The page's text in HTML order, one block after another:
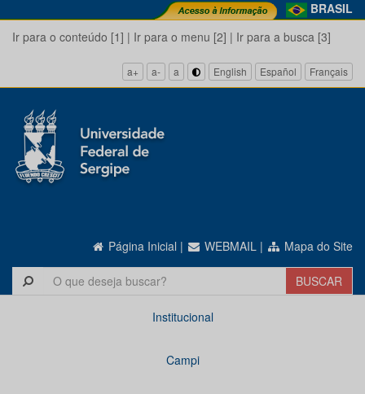
BRASIL
Ir para o conteúdo [1] | Ir para o menu [2] | Ir para a busca [3]
a+ a- a English Español Français
Página Inicial | WEBMAIL | Mapa do Site
Institucional
Campi